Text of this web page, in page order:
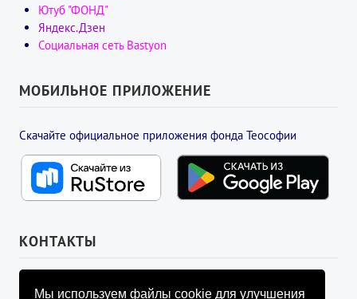
Мы используем файлы cookie для улучшения
Ютуб "ФОНД"
Яндекс.Дзен
Социальная сеть Bastyon
МОБИЛЬНОЕ ПРИЛОЖЕНИЕ
Скачайте официальное приложения фонда Теософии
КОНТАКТЫ
УПРАВЛЯЮЩИЙ СОВЕТ ФОНДА